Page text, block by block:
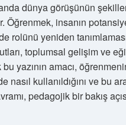
dünya görüşünün
Öğrenmek, insanın
rolünü yeniden
toplumsal gelişim ve
yazının amacı,
kullanıldığını ve bu
pedagojik bir bakış